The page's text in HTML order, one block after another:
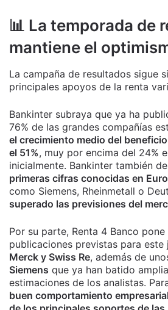
📊 La temporada de
mantiene el
La campaña de resultados sigue
principales apoyos de la renta
Bankinter subraya que ya ha
76% de las grandes compañías
el crecimiento medio del
el 51%, muy por encima del 24%
inicialmente. Bankinter también
primeras cifras conocidas en
como Siemens, Rheinmetall o
superado las previsiones del
Por su parte, Renta 4 Banco
publicaciones previstas para este
Merck y Swiss Re, además de
Siemens que ya han batido
estimaciones de los analistas.
buen comportamiento